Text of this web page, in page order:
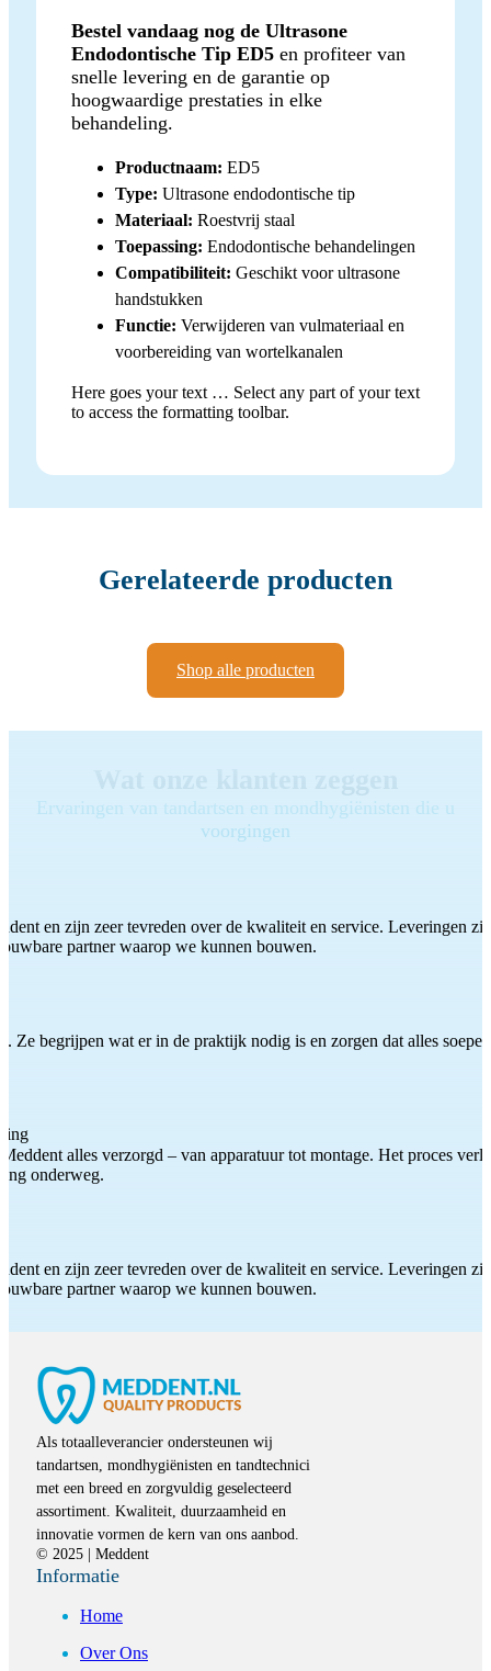
Bestel vandaag nog de Ultrasone
Endodontische Tip ED5 en profiteer van
snelle levering en de garantie op
hoogwaardige prestaties in elke
behandeling.
Productnaam: ED5
Type: Ultrasone endodontische tip
Materiaal: Roestvrij staal
Toepassing: Endodontische behandelingen
Compatibiliteit: Geschikt voor ultrasone
handstukken
Functie: Verwijderen van vulmateriaal en
voorbereiding van wortelkanalen
Here goes your text … Select any part of your text
to access the formatting toolbar.
Gerelateerde producten
Shop alle producten
Ervaringen van tandartsen en mondhygiënisten die u
voorgingen
en zijn zeer tevreden over de kwaliteit en service. Leveringen
partner waarop we kunnen bouwen.
Ze begrijpen wat er in de praktijk nodig is en zorgen dat alles
alles verzorgd – van apparatuur tot montage. Het proces
onderweg.
en zijn zeer tevreden over de kwaliteit en service. Leveringen
partner waarop we kunnen bouwen.
Als totaalleverancier ondersteunen wij
tandartsen, mondhygiënisten en tandtechnici
met een breed en zorgvuldig geselecteerd
assortiment. Kwaliteit, duurzaamheid en
innovatie vormen de kern van ons aanbod.
© 2025 | Meddent
Informatie
Home
Over Ons